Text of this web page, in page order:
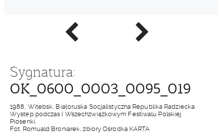
Poprzednie
zdjęcie
Następne
zdjęcie
Sygnatura:
OK_0600_0003_0095_019
1988, Witebsk, Białoruska Socjalistyczna Republika Radziecka.
Występ podczas I Wszechzwiązkowym Festiwalu Polskiej
Piosenki.
Fot. Romuald Broniarek, zbiory Ośrodka KARTA